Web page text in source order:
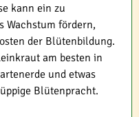
kann ein zu
Wachstum fördern,
der Blütenbildung.
am besten in
und etwas
Blütenpracht.